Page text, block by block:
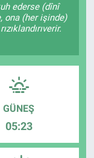
ederse (dînî
ona (her işinde)
GÜNEŞ
05:23